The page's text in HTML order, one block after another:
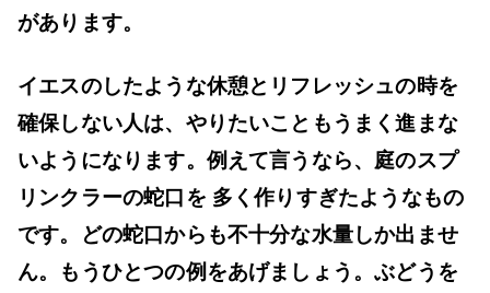
があります。
イエスのしたような休憩とリフレッシュの時を
確保しない人は、やりたいこともうまく進まな
いようになります。例えて言うなら、庭のスプ
リンクラーの蛇口を 多く作りすぎたようなもの
です。どの蛇口からも不十分な水量しか出ませ
ん。もうひとつの例をあげましょう。ぶどうを